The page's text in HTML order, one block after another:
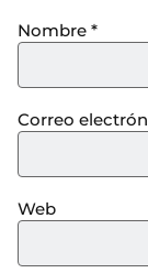
Nombre *
Correo
Web